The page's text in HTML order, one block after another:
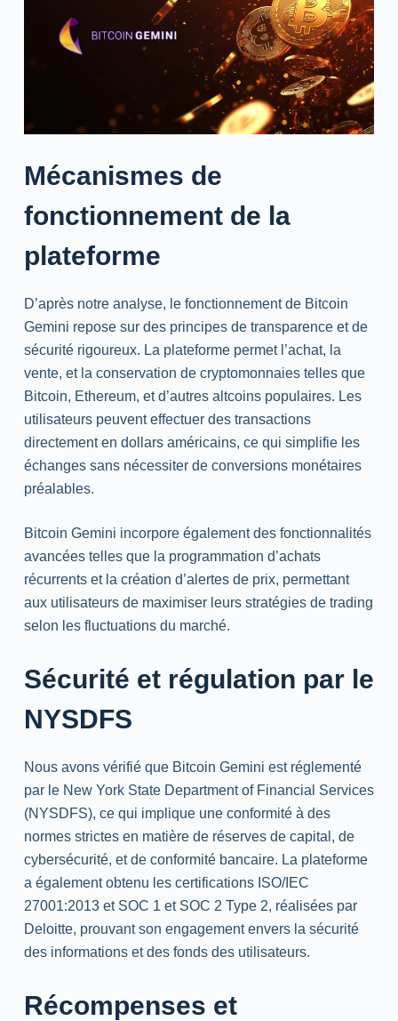
Mécanismes de
fonctionnement de la
plateforme
D’après notre analyse, le fonctionnement de Bitcoin
Gemini repose sur des principes de transparence et de
sécurité rigoureux. La plateforme permet l’achat, la
vente, et la conservation de cryptomonnaies telles que
Bitcoin, Ethereum, et d’autres altcoins populaires. Les
utilisateurs peuvent effectuer des transactions
directement en dollars américains, ce qui simplifie les
échanges sans nécessiter de conversions monétaires
préalables.
Bitcoin Gemini incorpore également des fonctionnalités
avancées telles que la programmation d’achats
récurrents et la création d’alertes de prix, permettant
aux utilisateurs de maximiser leurs stratégies de trading
selon les fluctuations du marché.
Sécurité et régulation par le
NYSDFS
Nous avons vérifié que Bitcoin Gemini est réglementé
par le New York State Department of Financial Services
(NYSDFS), ce qui implique une conformité à des
normes strictes en matière de réserves de capital, de
cybersécurité, et de conformité bancaire. La plateforme
a également obtenu les certifications ISO/IEC
27001:2013 et SOC 1 et SOC 2 Type 2, réalisées par
Deloitte, prouvant son engagement envers la sécurité
des informations et des fonds des utilisateurs.
Récompenses et